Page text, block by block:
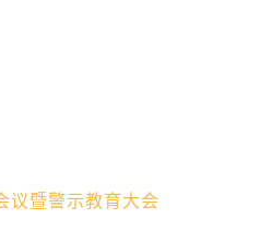
议暨警示教育大会